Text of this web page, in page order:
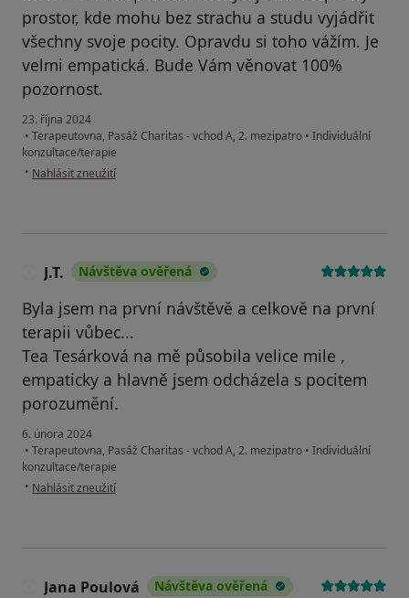
prostor, kde mohu bez strachu a studu vyjádřit
všechny svoje pocity. Opravdu si toho vážím. Je
velmi empatická. Bude Vám věnovat 100%
pozornost.
23. října 2024
• Terapeutovna, Pasáž Charitas - vchod A, 2. mezipatro • Individuální
konzultace/terapie
• podle názoru uživatele Martina
Nahlásit zneužití
J.T. Návštěva ověřená
Byla jsem na první návštěvě a celkově na první
terapii vůbec...
Tea Tesárková na mě působila velice mile ,
empaticky a hlavně jsem odcházela s pocitem
porozumění.
6. února 2024
• Terapeutovna, Pasáž Charitas - vchod A, 2. mezipatro • Individuální
konzultace/terapie
• podle názoru uživatele J.T.
Nahlásit zneužití
Jana Poulová Návštěva ověřená